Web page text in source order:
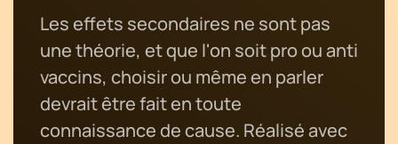
Les effets secondaires ne sont pas
une théorie, et que l'on soit pro ou anti
vaccins, choisir ou même en parler
devrait être fait en toute
connaissance de cause. Réalisé avec